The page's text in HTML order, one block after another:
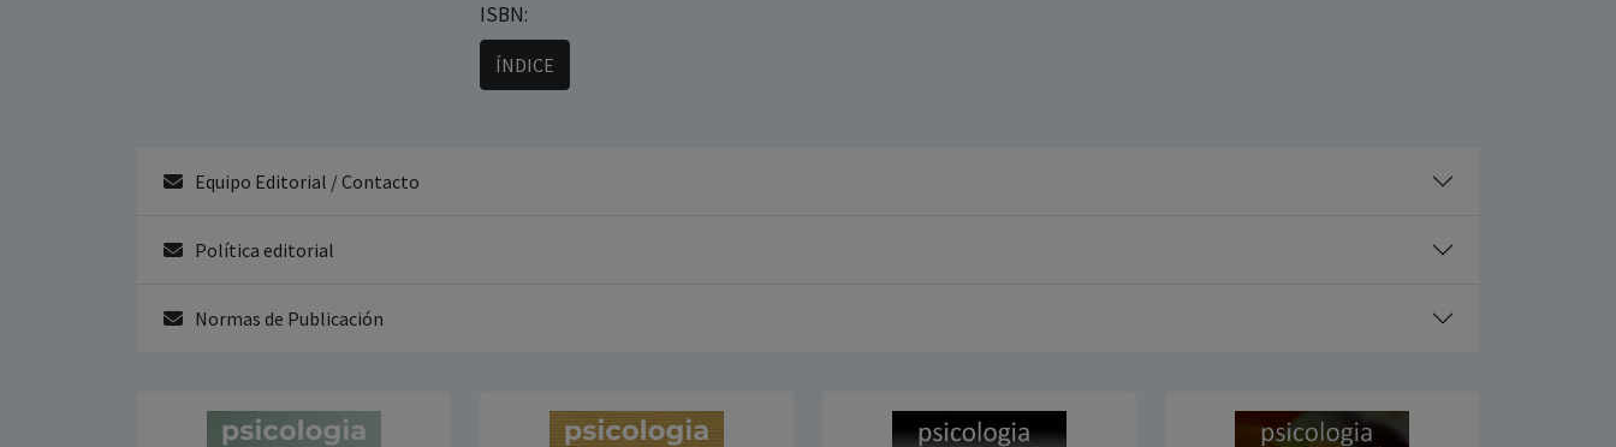
ISBN:
ÍNDICE
Equipo Editorial / Contacto
Política editorial
Normas de Publicación